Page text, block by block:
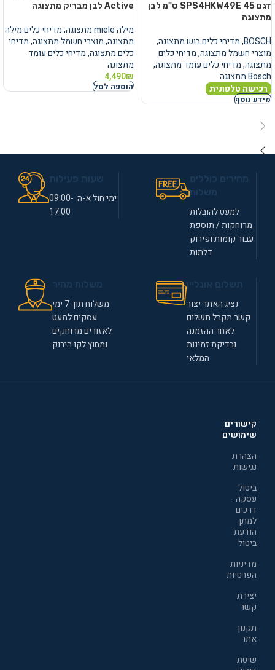
דגם SPS4HKW49E 45 ס"מ לבן
מתצוגה
BOSCH
,מדיחי כלים בוש מתצוגה,
מוצרי חשמל מתצוגה,מדיחי כלים
מתצוגה,מדיחי כלים עומד מתצוגה,
Bosch מתצוגה
רכישה טלפונית
מידע נוסף
Active לבן מבריק מתצוגה
מילה miele מתצוגה ,מדיחי כלים מילה
מתצוגה,מוצרי חשמל מתצוגה,מדיחי
כלים מתצוגה,מדיחי כלים עומד
מתצוגה
4,490₪
הוספה לסל
למעט להובלות
מרוחקות / תוספת
עבור קומות ופירוק
דלתות
ימי חול א-ה 09:00-
17:00
נציג האתר יצור
קשר תקבל תשלום
לאחר ההזמנה
ובדיקת זמינות
המלאי
משלוח תוך 7 ימי
עסקים למעט
לאזורים מרוחקים
ומחוץ לקו הירוק
קישורים
שימושים
הצהרת
נגישות
ביטול
עסקה -
דרכים
למתן
הודעת
ביטול
מדיניות
הפרטיות
יצירת
קשר
תקנון
אתר
שיטת